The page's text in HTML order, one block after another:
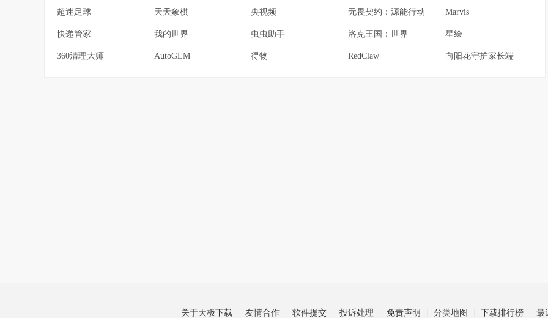
超迷足球 天天象棋 央视频 无畏契约：源能行动 Marvis
快递管家 我的世界 虫虫助手 洛克王国：世界 星绘
360清理大师 AutoGLM 得物 RedClaw 向阳花守护家长端
关于天极下载 友情合作 软件提交 投诉处理 免责声明 分类地图 下载排行榜 最